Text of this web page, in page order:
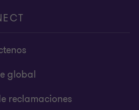
global
reclamaciones